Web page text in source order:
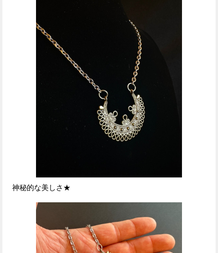
神秘的な美しさ★